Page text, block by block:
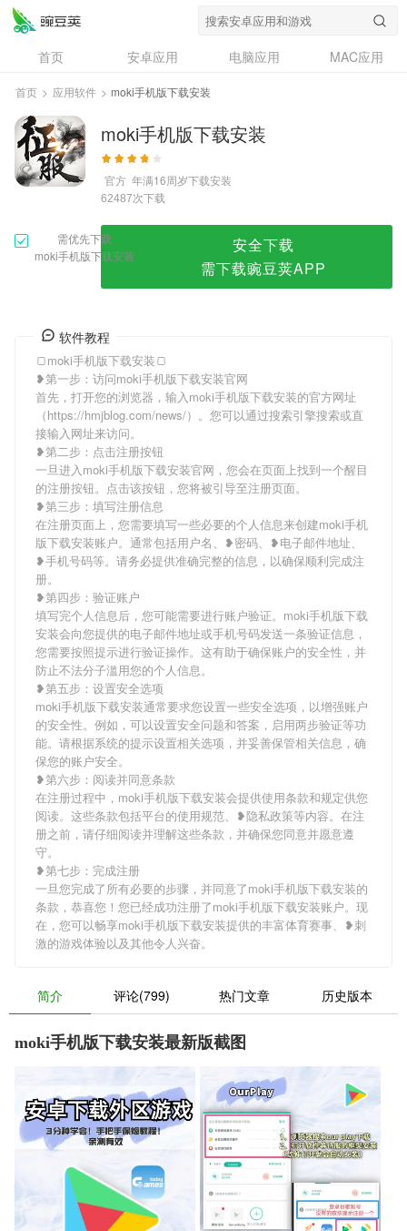
moki手机版下载安装
首页 安卓应用 电脑应用
MAC应用
资讯
专题
问答
首页 > 应用软件 > moki手机版下载安装
moki手机版下载安装
官方 年满16周岁下载安装
62487次下载
需优先下载
moki手机版下载安装
安全下载
需下载豌豆荚APP
软件教程
🍞moki手机版下载安装🍞
❥第一步：访问moki手机版下载安装官网
首先，打开您的浏览器，输入moki手机版下载安装的官方网址
（https://hmjblog.com/news/）。您可以通过搜索引擎搜索或直
接输入网址来访问。
❥第二步：点击注册按钮
一旦进入moki手机版下载安装官网，您会在页面上找到一个醒目
的注册按钮。点击该按钮，您将被引导至注册页面。
❥第三步：填写注册信息
在注册页面上，您需要填写一些必要的个人信息来创建moki手机
版下载安装账户。通常包括用户名、❥密码、❥电子邮件地址、
❥手机号码等。请务必提供准确完整的信息，以确保顺利完成注
册。
❥第四步：验证账户
填写完个人信息后，您可能需要进行账户验证。moki手机版下载
安装会向您提供的电子邮件地址或手机号码发送一条验证信息，
您需要按照提示进行验证操作。这有助于确保账户的安全性，并
防止不法分子滥用您的个人信息。
❥第五步：设置安全选项
moki手机版下载安装通常要求您设置一些安全选项，以增强账户
的安全性。例如，可以设置安全问题和答案，启用两步验证等功
能。请根据系统的提示设置相关选项，并妥善保管相关信息，确
保您的账户安全。
❥第六步：阅读并同意条款
在注册过程中，moki手机版下载安装会提供使用条款和规定供您
阅读。这些条款包括平台的使用规范、❥隐私政策等内容。在注
册之前，请仔细阅读并理解这些条款，并确保您同意并愿意遵
守。
❥第七步：完成注册
一旦您完成了所有必要的步骤，并同意了moki手机版下载安装的
条款，恭喜您！您已经成功注册了moki手机版下载安装账户。现
在，您可以畅享moki手机版下载安装提供的丰富体育赛事、❥刺
激的游戏体验以及其他令人兴奋。
简介 评论(799) 热门文章 历史版本
moki手机版下载安装最新版截图